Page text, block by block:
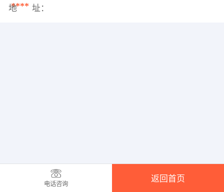
****
地 址：
电话咨询
返回首页